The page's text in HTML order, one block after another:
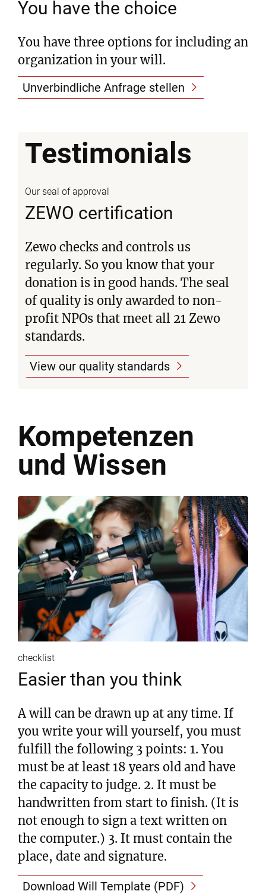
You have the choice
You have three options for including an
organization in your will.
Unverbindliche Anfrage stellen
Testimonials
Our seal of approval
ZEWO certification
Zewo checks and controls us
regularly. So you know that your
donation is in good hands. The seal
of quality is only awarded to non-
profit NPOs that meet all 21 Zewo
standards.
View our quality standards
Kompetenzen
und Wissen
checklist
Easier than you think
A will can be drawn up at any time. If
you write your will yourself, you must
fulfill the following 3 points: 1. You
must be at least 18 years old and have
the capacity to judge. 2. It must be
handwritten from start to finish. (It is
not enough to sign a text written on
the computer.) 3. It must contain the
place, date and signature.
Download Will Template (PDF)